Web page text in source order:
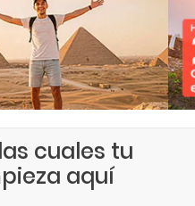
cuales tu
aquí